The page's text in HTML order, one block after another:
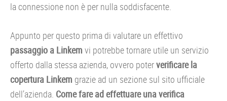
la connessione non è per nulla soddisfacente.
Appunto per questo prima di valutare un effettivo
passaggio a Linkem vi potrebbe tornare utile un servizio
offerto dalla stessa azienda, ovvero poterverificare la
copertura Linkem grazie ad un sezione sul sito ufficiale
dell’azienda. Come fare ad effettuare una verifica